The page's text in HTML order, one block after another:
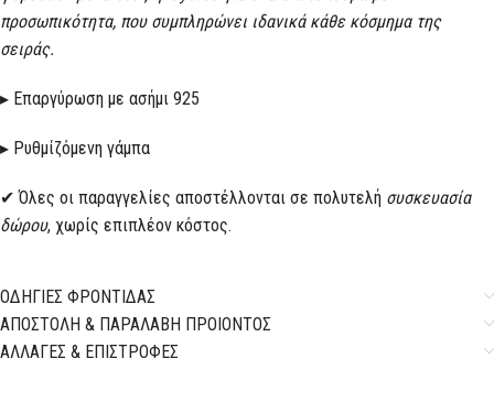
προσωπικότητα, που συμπληρώνει ιδανικά κάθε κόσμημα της
σειράς.
▸ Επαργύρωση με ασήμι 925
▸ Ρυθμίζόμενη γάμπα
✔ Όλες οι παραγγελίες αποστέλλονται σε πολυτελή συσκευασία
δώρου, χωρίς επιπλέον κόστος.
ΟΔΗΓΙΕΣ ΦΡΟΝΤΙΔΑΣ
ΑΠΟΣΤΟΛΗ & ΠΑΡΑΛΑΒΗ ΠΡΟΙΟΝΤΟΣ
ΑΛΛΑΓΕΣ & ΕΠΙΣΤΡΟΦΕΣ